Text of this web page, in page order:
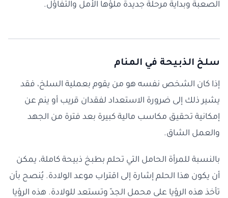
الصعبة وبداية مرحلة جديدة ملؤها الأمل والتفاؤل.
سلخ الذبيحة في المنام
إذا كان الشخص نفسه هو من يقوم بعملية السلخ، فقد
يشير ذلك إلى ضرورة الاستعداد لفقدان قريب أو ينم عن
إمكانية تحقيق مكاسب مالية كبيرة بعد فترة من الجهد
والعمل الشاق.
بالنسبة للمرأة الحامل التي تحلم بطبخ ذبيحة كاملة، يمكن
أن يكون هذا الحلم إشارة إلى اقتراب موعد الولادة. يُنصح بأن
تأخذ هذه الرؤيا على محمل الجدّ وتستعد للولادة. هذه الرؤيا